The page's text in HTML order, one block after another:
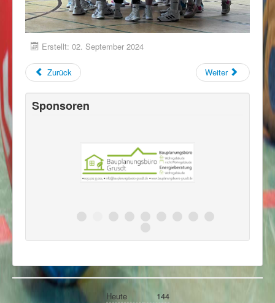
Erstellt: 02. September 2024
Zurück Weiter
Sponsoren
Heute
144